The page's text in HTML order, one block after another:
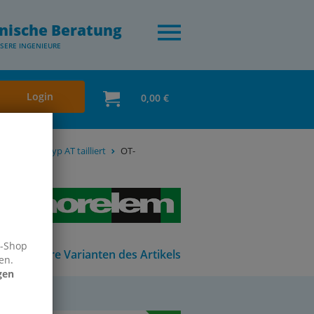
Beratung
INGENIEURE
Login 0,00 €
Typ AT tailliert OT-
Andere Varianten des Artikels